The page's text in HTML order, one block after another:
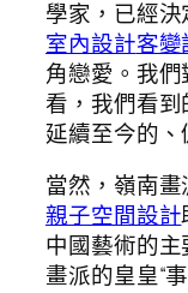
學家，已經
室內設計客變
角戀愛。我
看，我們看
延續至今的、
當然，嶺南畫
親子空間設計
中國藝術的
畫派的皇皇“